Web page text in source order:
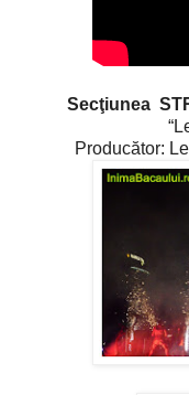
Secţiunea
Producător: